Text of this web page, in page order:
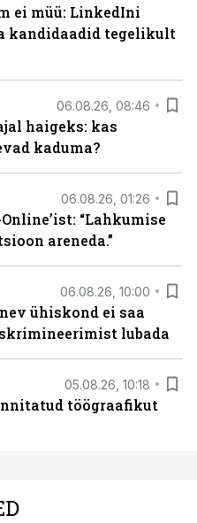
ei müü: LinkedIni
kandidaadid tegelikult
06.08.26, 08:46
haigeks: kas
kaduma?
06.08.26, 01:26
“Lahkumise
areneda.”
06.08.26, 10:00
ühiskond ei saa
lubada
05.08.26, 10:18
töögraafikut